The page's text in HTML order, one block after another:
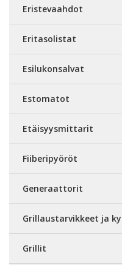
Eristevaahdot
Eritasolistat
Esilukonsalvat
Estomatot
Etäisyysmittarit
Fiiberipyöröt
Generaattorit
Grillaustarvikkeet ja
Grillit